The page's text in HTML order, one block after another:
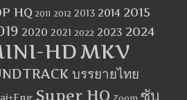
HQ 2011 2012 2013 2014 2015
2020 2021 2022 2023 2024
HDMKV
บรรยายไทย
Super HQ Zoom ซับ